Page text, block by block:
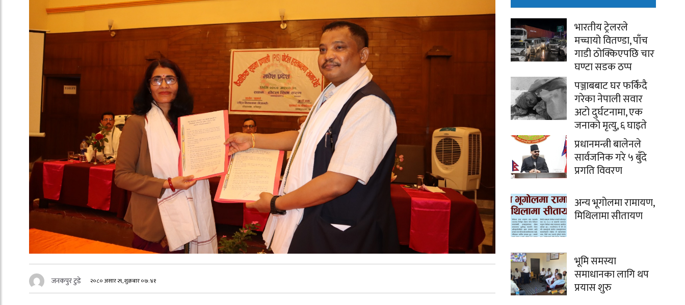
जनकपुर टुडे २०८० असार २९, शुक्रबार ०७:४१
भारतीय ट्रेलरले
मच्चायो वितण्डा, पाँच
गाडी ठोक्किएपछि चार
घण्टा सडक ठप्प
पञ्जाबबाट घर फर्किंदै
गरेका नेपाली सवार
अटो दुर्घटनामा, एक
जनाको मृत्यु, ६ घाइते
प्रधानमन्त्री बालेनले
सार्वजनिक गरे ५ बुँदे
प्रगति विवरण
अन्य भूगोलमा रामायण,
मिथिलामा सीतायण
भूमि समस्या
समाधानका लागि थप
प्रयास शुरु